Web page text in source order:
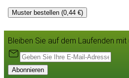
Muster bestellen (0,44 €)
Bleiben Sie auf dem Laufenden
Abonnieren